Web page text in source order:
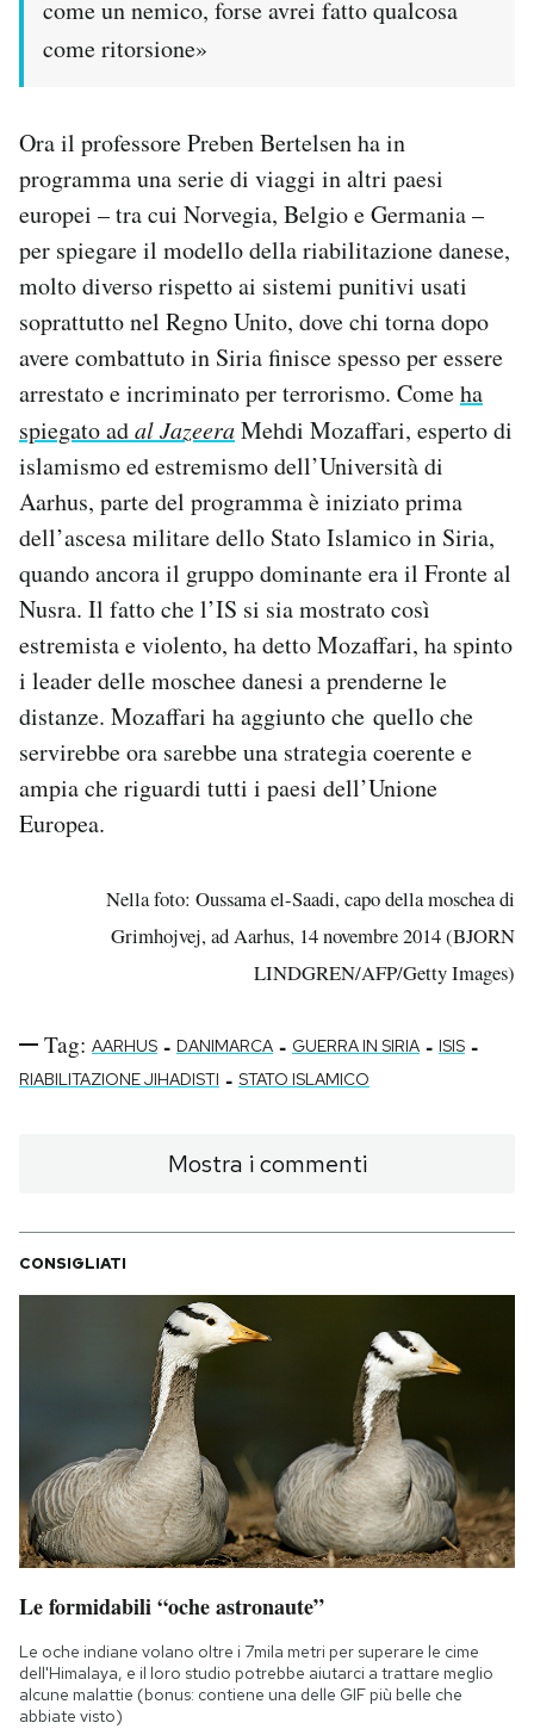
come un nemico, forse avrei fatto qualcosa
come ritorsione»
Ora il professore Preben Bertelsen ha in
programma una serie di viaggi in altri paesi
europei – tra cui Norvegia, Belgio e Germania –
per spiegare il modello della riabilitazione danese,
molto diverso rispetto ai sistemi punitivi usati
soprattutto nel Regno Unito, dove chi torna dopo
avere combattuto in Siria finisce spesso per essere
arrestato e incriminato per terrorismo. Comeha
spiegato adal JazeeraMehdi Mozaffari, esperto di
islamismo ed estremismo dell’Università di
Aarhus, parte del programma è iniziato prima
dell’ascesa militare dello Stato Islamico in Siria,
quando ancora il gruppo dominante era il Fronte al
Nusra. Il fatto che l’IS si sia mostrato così
estremista e violento, ha detto Mozaffari, ha spinto
i leader delle moschee danesi a prenderne le
distanze. Mozaffari ha aggiunto che quello che
servirebbe ora sarebbe una strategia coerente e
ampia che riguardi tutti i paesi dell’Unione
Europea.
Nella foto: Oussama el-Saadi, capo della moschea di
Grimhojvej, ad Aarhus, 14 novembre 2014 (BJORN
LINDGREN/AFP/Getty Images)
Tag: AARHUS - DANIMARCA - GUERRA IN SIRIA - ISIS -
RIABILITAZIONE JIHADISTI - STATO ISLAMICO
Mostra i commenti
CONSIGLIATI
Le formidabili “oche astronaute”
Le oche indiane volano oltre i 7mila metri per superare le cime
dell'Himalaya, e il loro studio potrebbe aiutarci a trattare meglio
alcune malattie (bonus: contiene una delle GIF più belle che
abbiate visto)